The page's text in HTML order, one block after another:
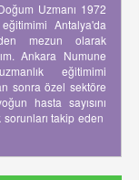
Uzmanı 1972
Antalya'da
mezun olarak
Ankara Numune
eğitimimi
sonra özel sektöre
hasta sayısını
sorunları takip eden